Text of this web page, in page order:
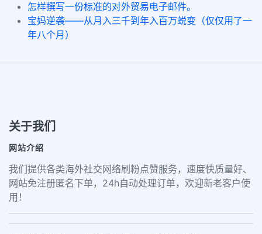
怎样撰写一份标准的对外贸易电子邮件。
宝妈逆袭——从月入三千到年入百万蜕变（仅仅用了一
年八个月）
关于我们
网站介绍
我们提供各类海外社交网络刷粉点赞服务，速度快质量好、
网站免注册匿名下单，24h自动处理订单，欢迎新老客户使
用！